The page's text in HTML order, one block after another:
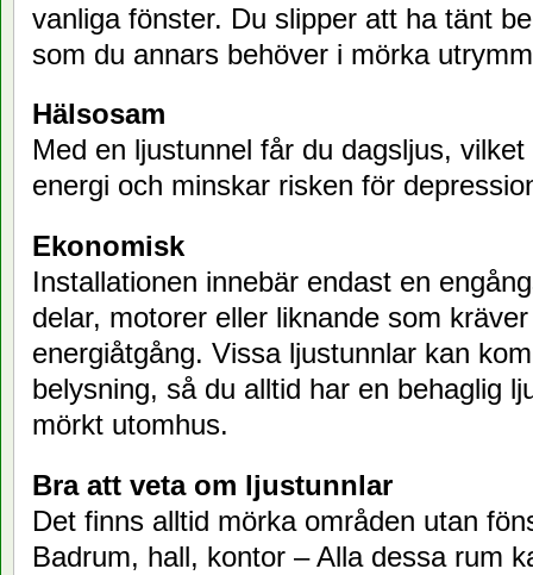
vanliga fönster. Du slipper att ha tänt
som du annars behöver i mörka
Hälsosam
Med en ljustunnel får du dagsljus,
energi och minskar risken för
Ekonomisk
Installationen innebär endast en
delar, motorer eller liknande som
energiåtgång. Vissa ljustunnlar kan
belysning, så du alltid har en behaglig
mörkt utomhus.
Bra att veta om ljustunnlar
Det finns alltid mörka områden utan
Badrum, hall, kontor – Alla dessa rum